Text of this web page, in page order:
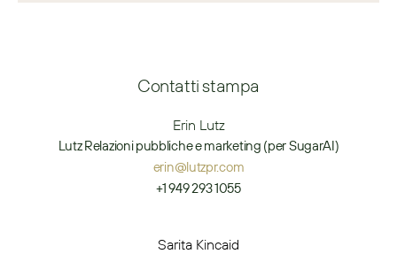
Contatti stampa
Erin Lutz
Lutz Relazioni pubbliche e marketing (per SugarAI)
erin@lutzpr.com
+1 949 293 1055
Sarita Kincaid